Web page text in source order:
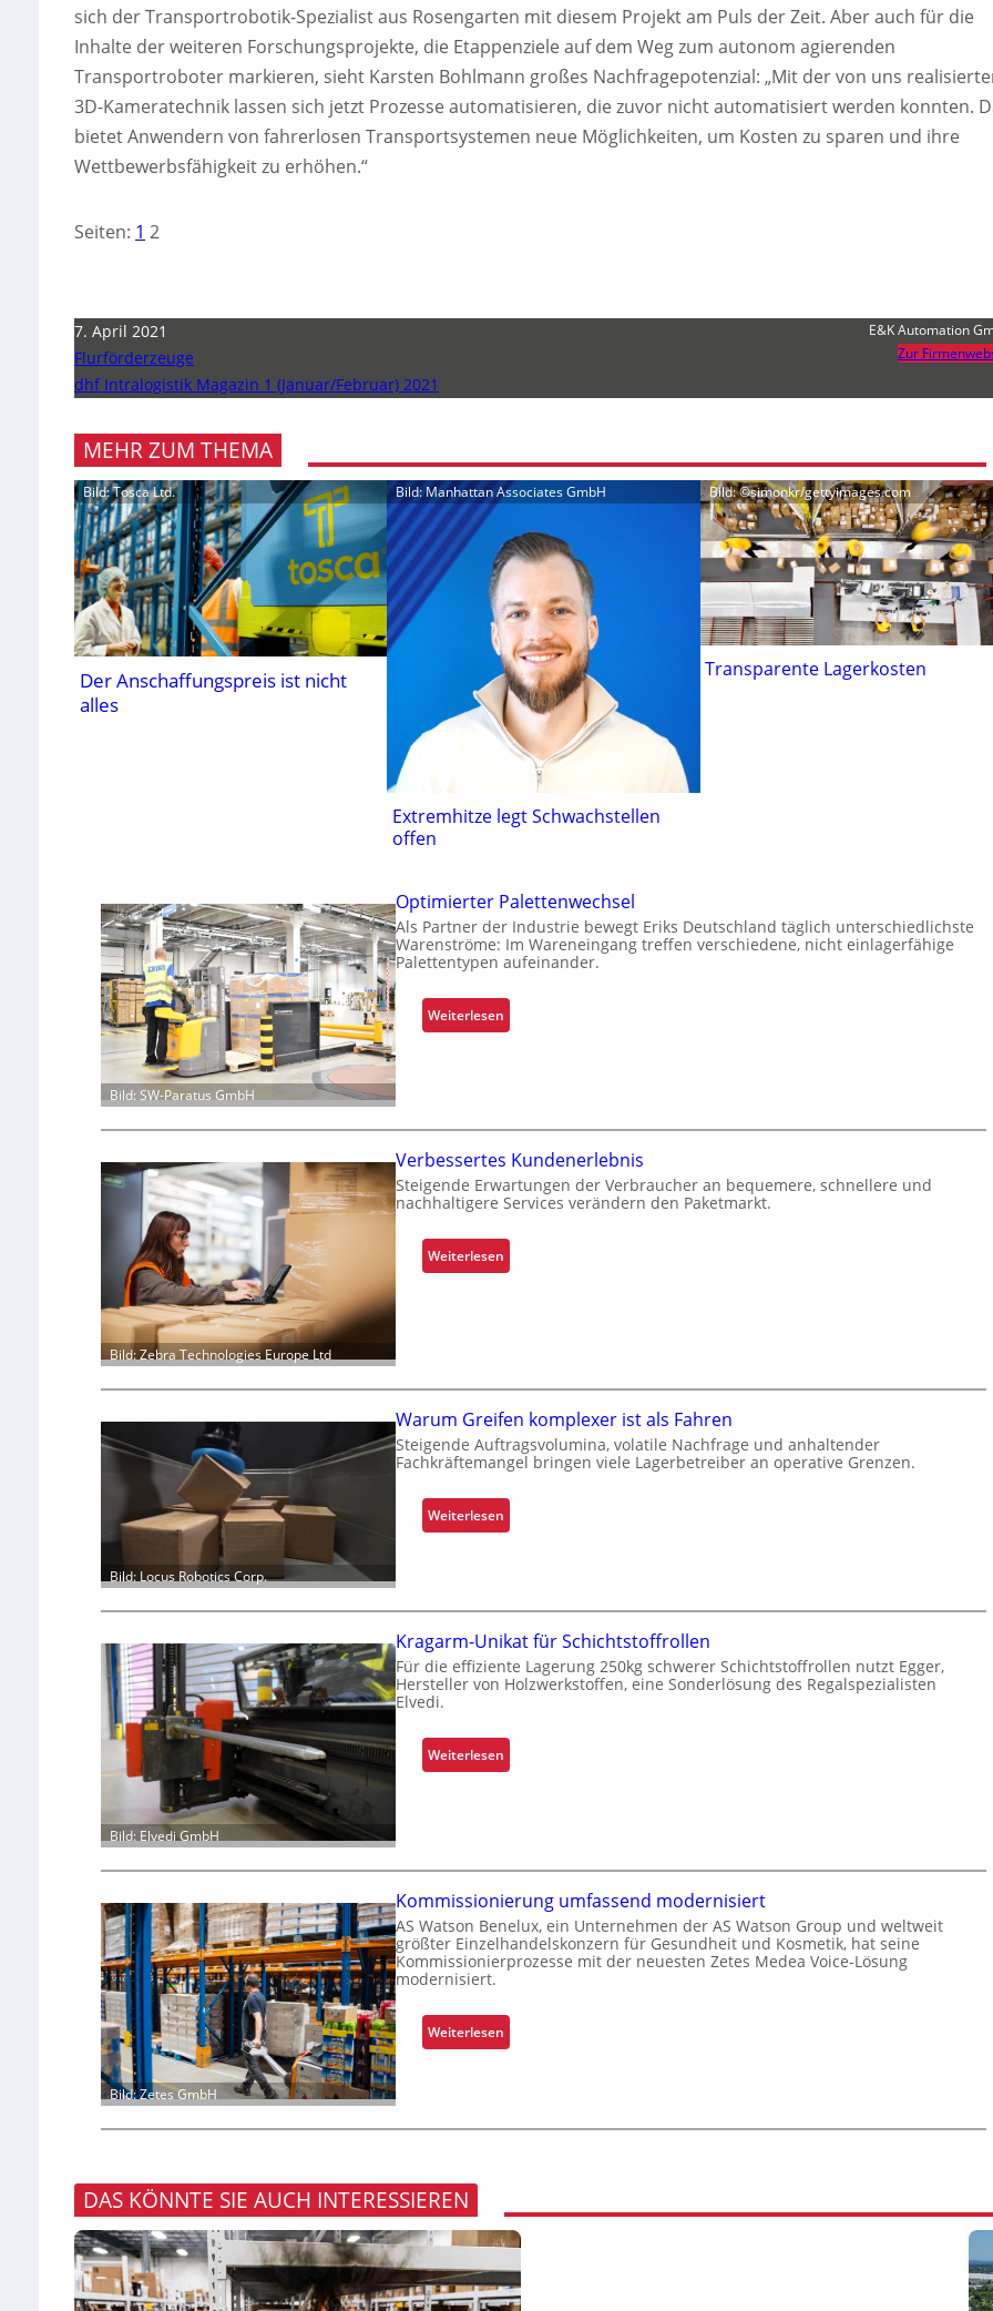
sich der Transportrobotik-Spezialist aus Rosengarten mit diesem Projekt am Puls der Zeit. Aber auch für die
Inhalte der weiteren Forschungsprojekte, die Etappenziele auf dem Weg zum autonom agierenden
Transportroboter markieren, sieht Karsten Bohlmann großes Nachfragepotenzial: „Mit der von uns
3D-Kameratechnik lassen sich jetzt Prozesse automatisieren, die zuvor nicht automatisiert werden konnten.
bietet Anwendern von fahrerlosen Transportsystemen neue Möglichkeiten, um Kosten zu sparen und ihre
Wettbewerbsfähigkeit zu erhöhen.“
Seiten: 1 2
7. April 2021
Flurförderzeuge
dhf Intralogistik Magazin 1 (Januar/Februar) 2021
E&K Automation
Zur
MEHR ZUM THEMA
Bild: Tosca Ltd.
Der Anschaffungspreis ist nicht
alles
Bild: Manhattan Associates GmbH
Extremhitze legt Schwachstellen
offen
Bild: ©simonkr/gettyimages.com
Transparente Lagerkosten
Bild: SW-Paratus GmbH
Optimierter Palettenwechsel
Als Partner der Industrie bewegt Eriks Deutschland täglich unterschiedlichste
Warenströme: Im Wareneingang treffen verschiedene, nicht einlagerfähige
Palettentypen aufeinander.
Weiterlesen
O
m
i
r
e
r
t
t
n
e
c
Bild: Zebra Technologies Europe Ltd
Verbessertes Kundenerlebnis
Steigende Erwartungen der Verbraucher an bequemere, schnellere und
nachhaltigere Services verändern den Paketmarkt.
Weiterlesen
V
s
s
e
r
s
e
n
l
e
Bild: Locus Robotics Corp.
Warum Greifen komplexer ist als Fahren
Steigende Auftragsvolumina, volatile Nachfrage und anhaltender
Fachkräftemangel bringen viele Lagerbetreiber an operative Grenzen.
Weiterlesen
W
u
m
G
r
e
l
e
x
s
h
r
n
Bild: Elvedi GmbH
Kragarm-Unikat für Schichtstoffrollen
Für die effiziente Lagerung 250kg schwerer Schichtstoffrollen nutzt Egger,
Hersteller von Holzwerkstoffen, eine Sonderlösung des Regalspezialisten
Elvedi.
Weiterlesen
K
a
r
-
U
ü
h
i
c
h
Bild: Zetes GmbH
Kommissionierung umfassend modernisiert
AS Watson Benelux, ein Unternehmen der AS Watson Group und weltweit
größter Einzelhandelskonzern für Gesundheit und Kosmetik, hat seine
Kommissionierprozesse mit der neuesten Zetes Medea Voice-Lösung
modernisiert.
Weiterlesen
K
m
i
o
i
DAS KÖNNTE SIE AUCH INTERESSIEREN